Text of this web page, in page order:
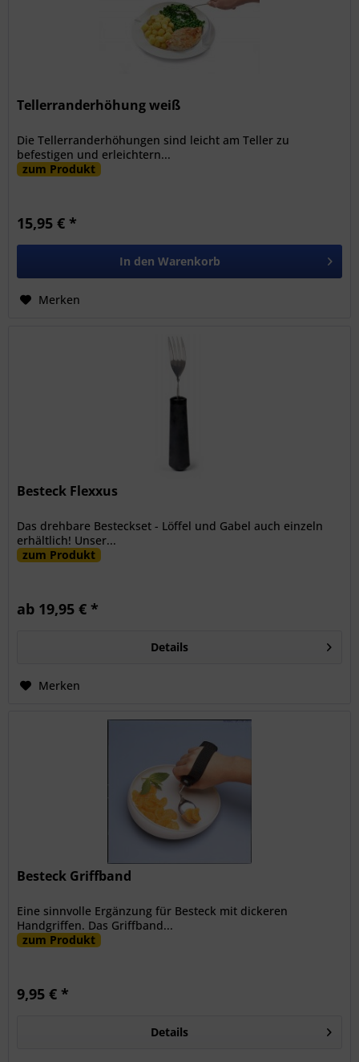
Tellerranderhöhung weiß
Die Tellerranderhöhungen sind leicht am Teller zu
befestigen und erleichtern...
zum Produkt
15,95 € *
In den Warenkorb
Merken
Besteck Flexxus
Das drehbare Besteckset - Löffel und Gabel auch einzeln
erhältlich! Unser...
zum Produkt
ab 19,95 € *
Details
Merken
Besteck Griffband
Eine sinnvolle Ergänzung für Besteck mit dickeren
Handgriffen. Das Griffband...
zum Produkt
9,95 € *
Details